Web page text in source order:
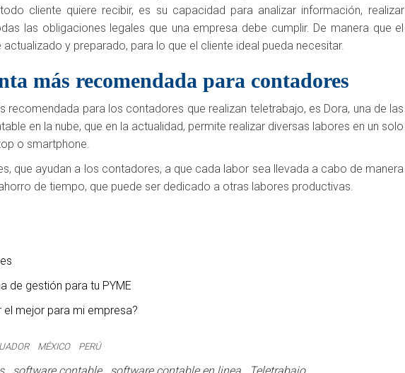
cliente quiere recibir, es su capacidad para analizar información, realizar
las obligaciones legales que una empresa debe cumplir. De manera que el
y preparado, para lo que el cliente ideal pueda necesitar.
más recomendada para contadores
recomendada para los contadores que realizan teletrabajo, es Dora, una de las
en la nube, que en la actualidad, permite realizar diversas labores en un solo
o smartphone.
que ayudan a los contadores, a que cada labor sea llevada a cabo de manera
de tiempo, que puede ser dedicado a otras labores productivas.
de gestión para tu PYME
mejor para mi empresa?
MÉXICO PERÚ